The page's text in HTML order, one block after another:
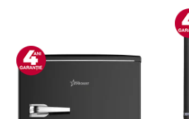
Obiecte sanitare
Accesorii
Alte obiecte sanitare
Resigilate